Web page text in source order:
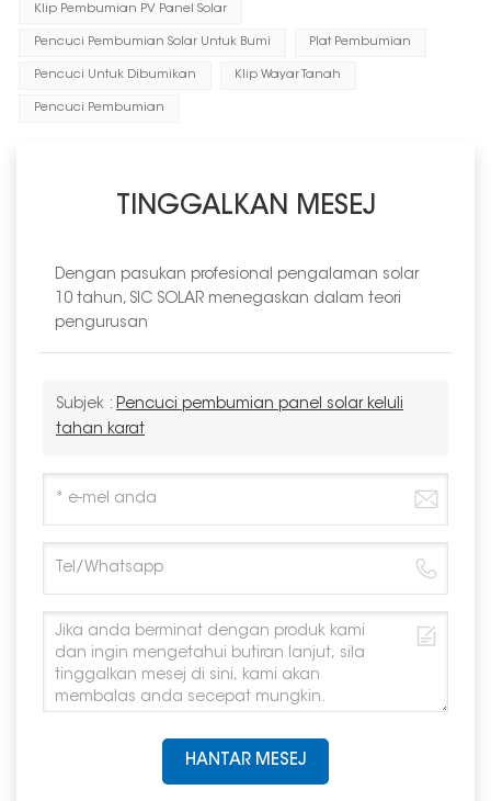
Klip Pembumian PV Panel Solar
Pencuci Pembumian Solar Untuk Bumi Plat Pembumian
Pencuci Untuk Dibumikan Klip Wayar Tanah
Pencuci Pembumian
TINGGALKAN MESEJ
Dengan pasukan profesional pengalaman solar
10 tahun, SIC SOLAR menegaskan dalam teori
pengurusan
Subjek : Pencuci pembumian panel solar keluli
tahan karat
HANTAR MESEJ